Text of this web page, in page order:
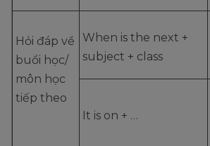
Hỏi đáp về
buổi học/
môn học
tiếp theo
When is the next +
subject + class
It is on + …